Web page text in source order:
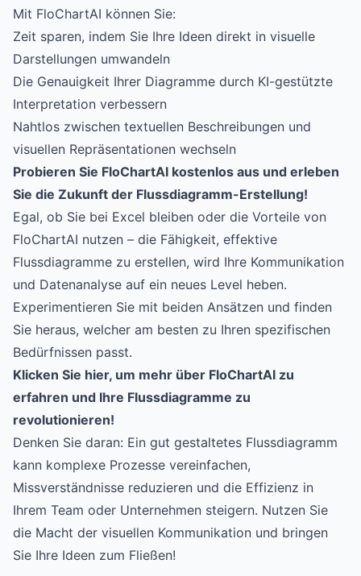
Mit FloChartAI können Sie:
Zeit sparen, indem Sie Ihre Ideen direkt in visuelle
Darstellungen umwandeln
Die Genauigkeit Ihrer Diagramme durch KI-gestützte
Interpretation verbessern
Nahtlos zwischen textuellen Beschreibungen und
visuellen Repräsentationen wechseln
Probieren Sie FloChartAI kostenlos aus und erleben
Sie die Zukunft der Flussdiagramm-Erstellung!
Egal, ob Sie bei Excel bleiben oder die Vorteile von
FloChartAI nutzen – die Fähigkeit, effektive
Flussdiagramme zu erstellen, wird Ihre Kommunikation
und Datenanalyse auf ein neues Level heben.
Experimentieren Sie mit beiden Ansätzen und finden
Sie heraus, welcher am besten zu Ihren spezifischen
Bedürfnissen passt.
Klicken Sie hier, um mehr über FloChartAI zu
erfahren und Ihre Flussdiagramme zu
revolutionieren!
Denken Sie daran: Ein gut gestaltetes Flussdiagramm
kann komplexe Prozesse vereinfachen,
Missverständnisse reduzieren und die Effizienz in
Ihrem Team oder Unternehmen steigern. Nutzen Sie
die Macht der visuellen Kommunikation und bringen
Sie Ihre Ideen zum Fließen!